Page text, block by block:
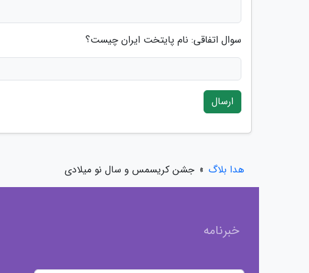
سوال اتفاقی: نام پایتخت ایران چیست؟
ارسال
هدا بلاگ » جشن کریسمس و سال نو میلادی
خبرنامه